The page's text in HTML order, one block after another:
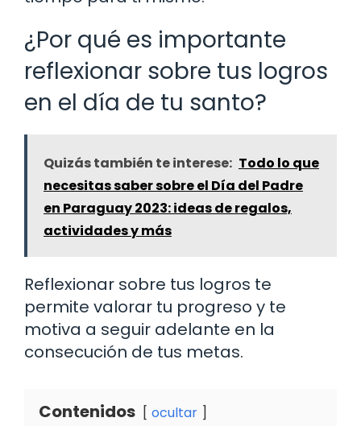
¿Por qué es importante
reflexionar sobre tus logros
en el día de tu santo?
Quizás también te interese: Todo lo que
necesitas saber sobre el Día del Padre
en Paraguay 2023: ideas de regalos,
actividades y más
Reflexionar sobre tus logros te
permite valorar tu progreso y te
motiva a seguir adelante en la
consecución de tus metas.
Contenidos ocultar